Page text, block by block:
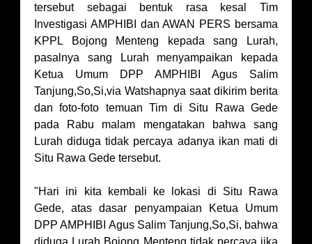
tersebut sebagai bentuk rasa kesal Tim
Investigasi AMPHIBI dan AWAN PERS bersama
KPPL Bojong Menteng kepada sang Lurah,
pasalnya sang Lurah menyampaikan kepada
Ketua Umum DPP AMPHIBI Agus Salim
Tanjung,So,Si,via Watshapnya saat dikirim berita
dan foto-foto temuan Tim di Situ Rawa Gede
pada Rabu malam mengatakan bahwa sang
Lurah diduga tidak percaya adanya ikan mati di
Situ Rawa Gede tersebut.
"Hari ini kita kembali ke lokasi di Situ Rawa
Gede, atas dasar penyampaian Ketua Umum
DPP AMPHIBI Agus Salim Tanjung,So,Si, bahwa
diduga Lurah Bojong Menteng tidak percaya jika